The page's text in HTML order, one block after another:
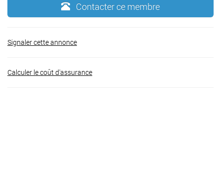
Contacter ce membre
Signaler cette annonce
Calculer le coût d'assurance